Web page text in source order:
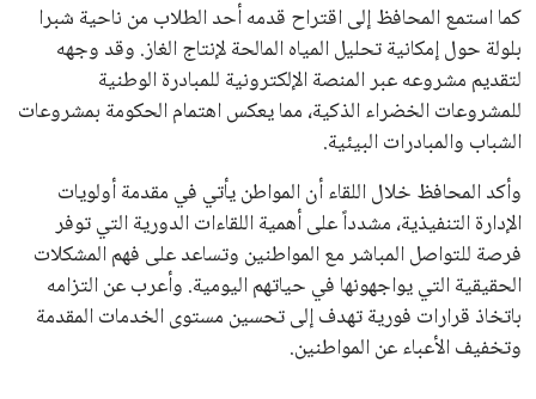
كما استمع المحافظ إلى اقتراح قدمه أحد الطلاب من ناحية شبرا
بلولة حول إمكانية تحليل المياه المالحة لإنتاج الغاز. وقد وجهه
لتقديم مشروعه عبر المنصة الإلكترونية للمبادرة الوطنية
للمشروعات الخضراء الذكية، مما يعكس اهتمام الحكومة بمشروعات
الشباب والمبادرات البيئية.
وأكد المحافظ خلال اللقاء أن المواطن يأتي في مقدمة أولويات
الإدارة التنفيذية، مشدداً على أهمية اللقاءات الدورية التي توفر
فرصة للتواصل المباشر مع المواطنين وتساعد على فهم المشكلات
الحقيقية التي يواجهونها في حياتهم اليومية. وأعرب عن التزامه
باتخاذ قرارات فورية تهدف إلى تحسين مستوى الخدمات المقدمة
وتخفيف الأعباء عن المواطنين.